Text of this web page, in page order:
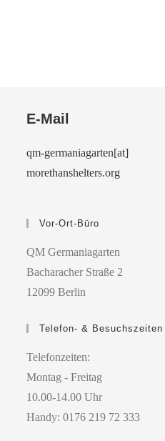
E-Mail
qm-germaniagarten[at]
morethanshelters.org
Vor-Ort-Büro
QM Germaniagarten
Bacharacher Straße 2
12099 Berlin
Telefon- & Besuchszeiten
Telefonzeiten:
Montag - Freitag
10.00-14.00 Uhr
Handy: 0176 219 72 333